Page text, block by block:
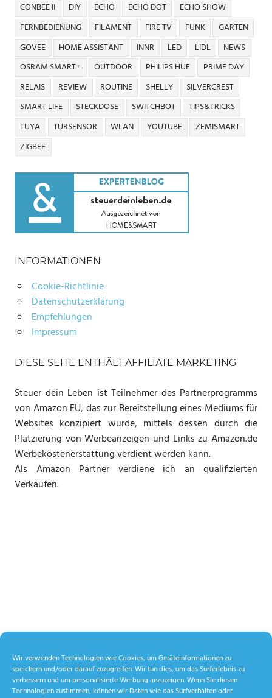
Wir verwenden Technologien wie Cookies, um Geräteinformationen zu
speichern und/oder darauf zuzugreifen. Wir tun dies, um das Surferlebnis zu
verbessern und um personalisierte Werbung anzuzeigen. Wenn Sie diesen
Technologien zustimmen, können wir Daten wie das Surfverhalten oder
CONBEE II
DIY ECHO ECHO DOT
ECHO SHOW
FERNBEDIENUNG
FILAMENT FIRE TV FUNK
GARTEN
GOVEE
HOME ASSISTANT INNR LED LIDL
NEWS
OSRAM SMART+
OUTDOOR PHILIPS HUE
PRIME DAY
RELAIS
REVIEW ROUTINE SHELLY
SILVERCREST
SMART LIFE
STECKDOSE SWITCHBOT
TIPS&TRICKS
TUYA
TÜRSENSOR WLAN YOUTUBE
ZEMISMART
ZIGBEE
INFORMATIONEN
Cookie-Richtlinie
Datenschutzerklärung
Empfehlungen
Impressum
DIESE SEITE ENTHÄLT AFFILIATE MARKETING
Steuer dein Leben ist Teilnehmer des Partnerprogramms
von Amazon EU, das zur Bereitstellung eines Mediums für
Websites konzipiert wurde, mittels dessen durch die
Platzierung von Werbeanzeigen und Links zu Amazon.de
Werbekostenerstattung verdient werden kann.
Als Amazon Partner verdiene ich an qualifizierten
Verkäufen.